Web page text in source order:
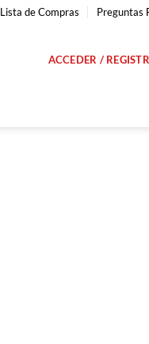
Lista de Compras Preguntas
ACCEDER /